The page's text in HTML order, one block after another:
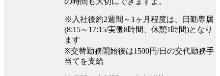
※入社後約2週間～1ヶ月程度は、日勤専属
(8:15～17:15/実働8時間、休憩1時間)となり
ます
※交替勤務開始後は1500円/日の交代勤務手
当てを支給